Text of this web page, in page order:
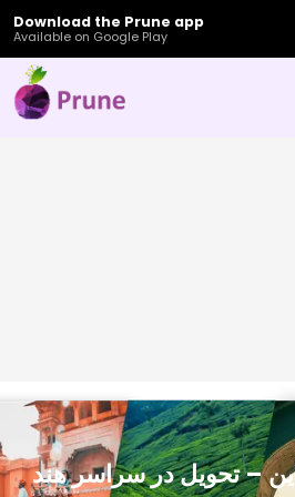
Download the Prune app
Available on Google Play
– تحویل در سراسر هند